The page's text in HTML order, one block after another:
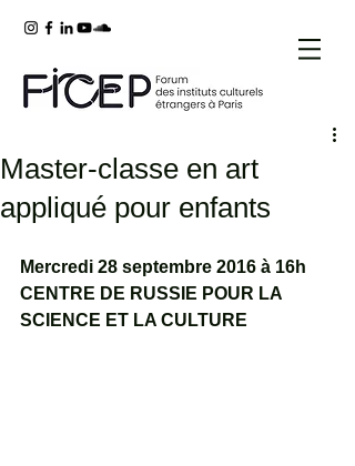
Master-classe en art
appliqué pour enfants
Mercredi 28 septembre 2016 à 16h
CENTRE DE RUSSIE POUR LA
SCIENCE ET LA CULTURE